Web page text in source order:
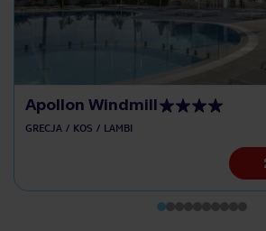
Apollon Windmill
GRECJA KOS LAMBI